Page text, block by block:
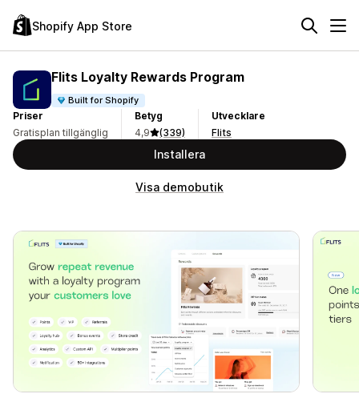
Shopify App Store
Flits Loyalty Rewards Program
Built for Shopify
Priser
Gratisplan tillgänglig
Betyg
4,9
(339)
Utvecklare
Flits
Installera
Visa demobutik